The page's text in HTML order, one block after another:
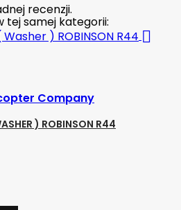
recenzji.
tej samej kategorii:

Company
) ROBINSON R44